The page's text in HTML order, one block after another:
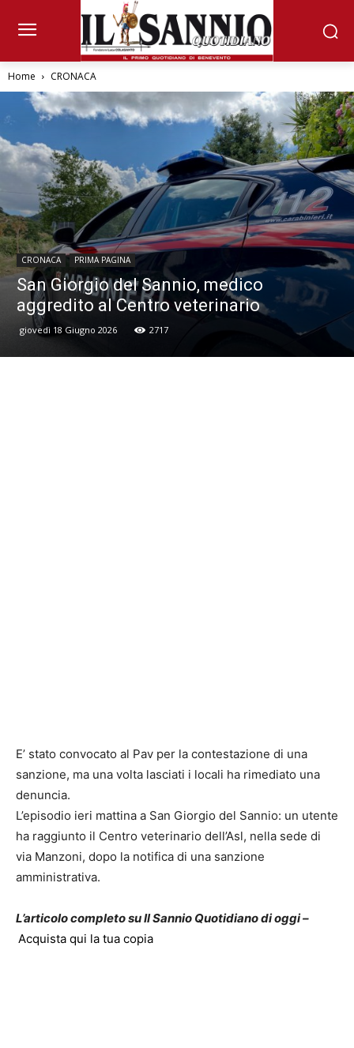
Home CRONACA
CRONACA PRIMA PAGINA
San Giorgio del Sannio, medico
aggredito al Centro veterinario
giovedì 18 Giugno 2026 2717
E’ stato convocato al Pav per la contestazione di una
sanzione, ma una volta lasciati i locali ha rimediato una
denuncia.
L’episodio ieri mattina a San Giorgio del Sannio: un utente
ha raggiunto il Centro veterinario dell’Asl, nella sede di
via Manzoni, dopo la notifica di una sanzione
amministrativa.
L’articolo completo su Il Sannio Quotidiano di oggi –
Acquista qui la tua copia